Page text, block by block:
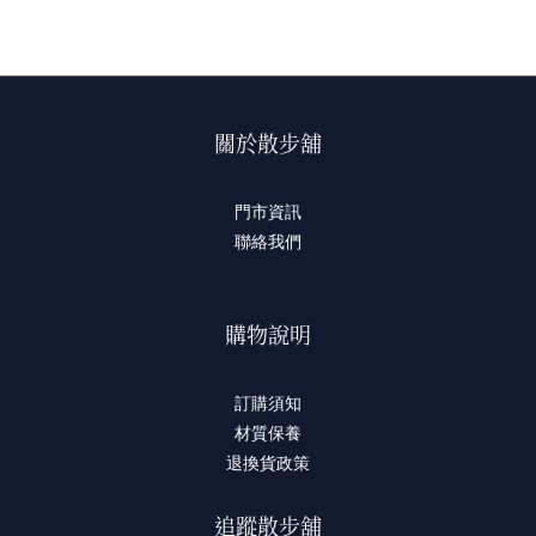
關於散步舖
門市資訊
聯絡我們
購物說明
訂購須知
材質保養
退換貨政策
追蹤散步舖